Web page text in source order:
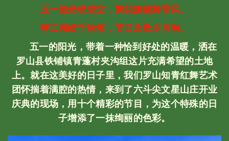
五一韶光映碧空，繁花簇簇舞香风。
劳工伟绩千秋颂，节日欢歌岁月融。
五一的阳光，带着一种恰到好处的温暖，洒在
罗山县铁铺镇青蓬村夹沟组这片充满希望的土地
上。就在这美好的日子里，我们罗山知青红舞艺术
团怀揣着满腔的热情，来到了六斗尖文星山庄开业
庆典的现场，用十个精彩的节目，为这个特殊的日
子增添了一抹绚丽的色彩。